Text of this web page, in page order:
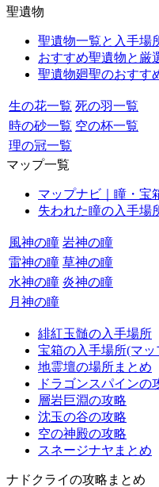
聖遺物
聖遺物一覧と入手場
おすすめ聖遺物と厳
聖遺物廻聖のおすす
生の花一覧 死の羽一覧
時の砂一覧 空の杯一覧
理の冠一覧
マップ一覧
マップナビ｜瞳・宝
失われた瞳の入手場
風神の瞳 岩神の瞳
雷神の瞳 草神の瞳
水神の瞳 炎神の瞳
月神の瞳
緋紅玉髄の入手場所
宝箱の入手場所(マッ
地霊壇の場所まとめ
ドラゴンスパインの
層岩巨淵の攻略
沈玉の谷の攻略
空の神殿の攻略
スネージナヤまとめ
ナドクライの攻略まとめ